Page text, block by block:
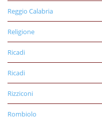
Reggio Calabria
Religione
Ricadi
Ricadi
Rizziconi
Rombiolo